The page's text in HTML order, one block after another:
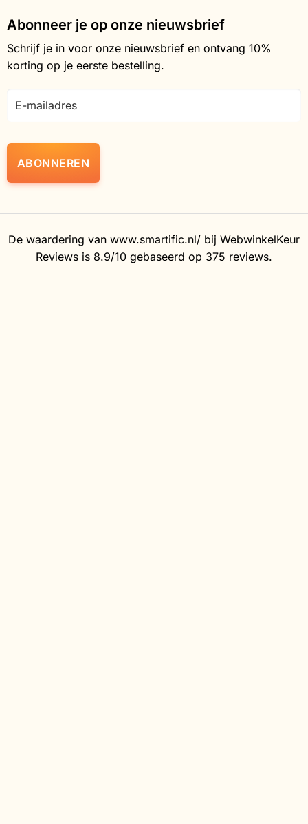
Abonneer je op onze nieuwsbrief
Schrijf je in voor onze nieuwsbrief en ontvang 10%
korting op je eerste bestelling.
mailadres
De waardering van www.smartific.nl/ bij WebwinkelKeur
Reviews is 8.9/10 gebaseerd op 375 reviews.